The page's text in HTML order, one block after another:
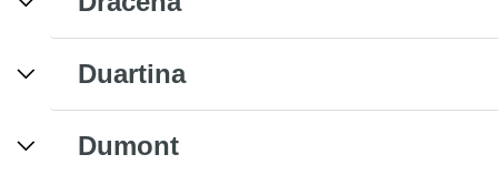
Duartina
Dumont